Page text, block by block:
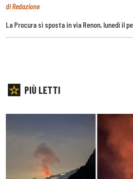
di Redazione
La Procura si sposta in via Renon, lunedì il
PIÙ LETTI